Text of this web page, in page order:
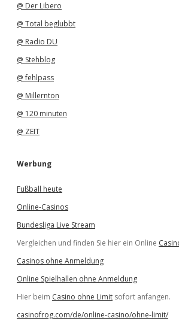
@ Der Libero
@ Total beglubbt
@ Radio DU
@ Stehblog
@ fehlpass
@ Millernton
@ 120 minuten
@ ZEIT
Werbung
Fußball heute
Online-Casinos
Bundesliga Live Stream
Vergleichen und finden Sie hier ein Online
Casinos ohne Anmeldung
Online Spielhallen ohne Anmeldung
Hier beim Casino ohne Limit sofort anfangen.
casinofrog.com/de/online-casino/ohne-limit/